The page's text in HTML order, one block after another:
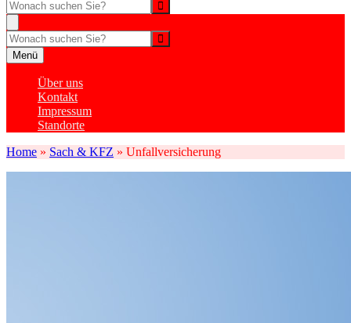
Menü
Über uns
Kontakt
Impressum
Standorte
Home » Sach & KFZ » Unfallversicherung